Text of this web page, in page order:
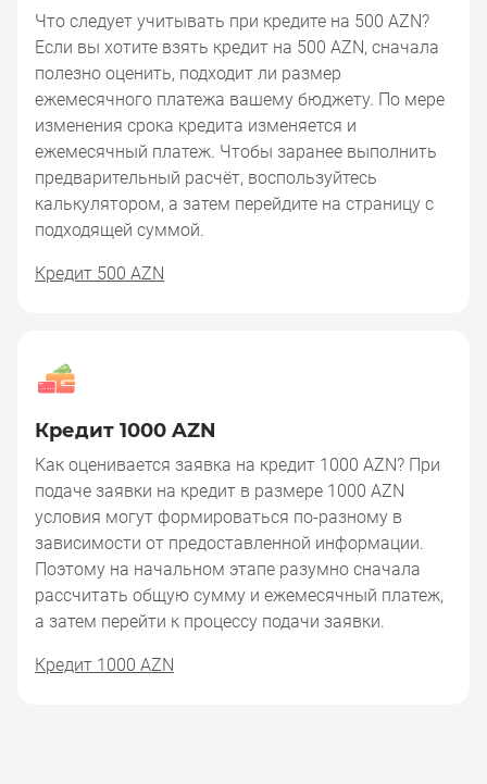
Что следует учитывать при кредите на 500 AZN?
Если вы хотите взять кредит на 500 AZN, сначала
полезно оценить, подходит ли размер
ежемесячного платежа вашему бюджету. По мере
изменения срока кредита изменяется и
ежемесячный платеж. Чтобы заранее выполнить
предварительный расчёт, воспользуйтесь
калькулятором, а затем перейдите на страницу с
подходящей суммой.
Кредит 500 AZN
Кредит 1000 AZN
Как оценивается заявка на кредит 1000 AZN? При
подаче заявки на кредит в размере 1000 AZN
условия могут формироваться по-разному в
зависимости от предоставленной информации.
Поэтому на начальном этапе разумно сначала
рассчитать общую сумму и ежемесячный платеж,
а затем перейти к процессу подачи заявки.
Кредит 1000 AZN